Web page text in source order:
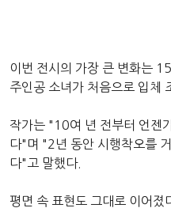
이번 전시의 가장 큰 변화는
주인공 소녀가 처음으로 입체
작가는 "10여 년 전부터 언젠
다"며 "2년 동안 시행착오를
다"고 말했다.
평면 속 표현도 그대로 이어졌